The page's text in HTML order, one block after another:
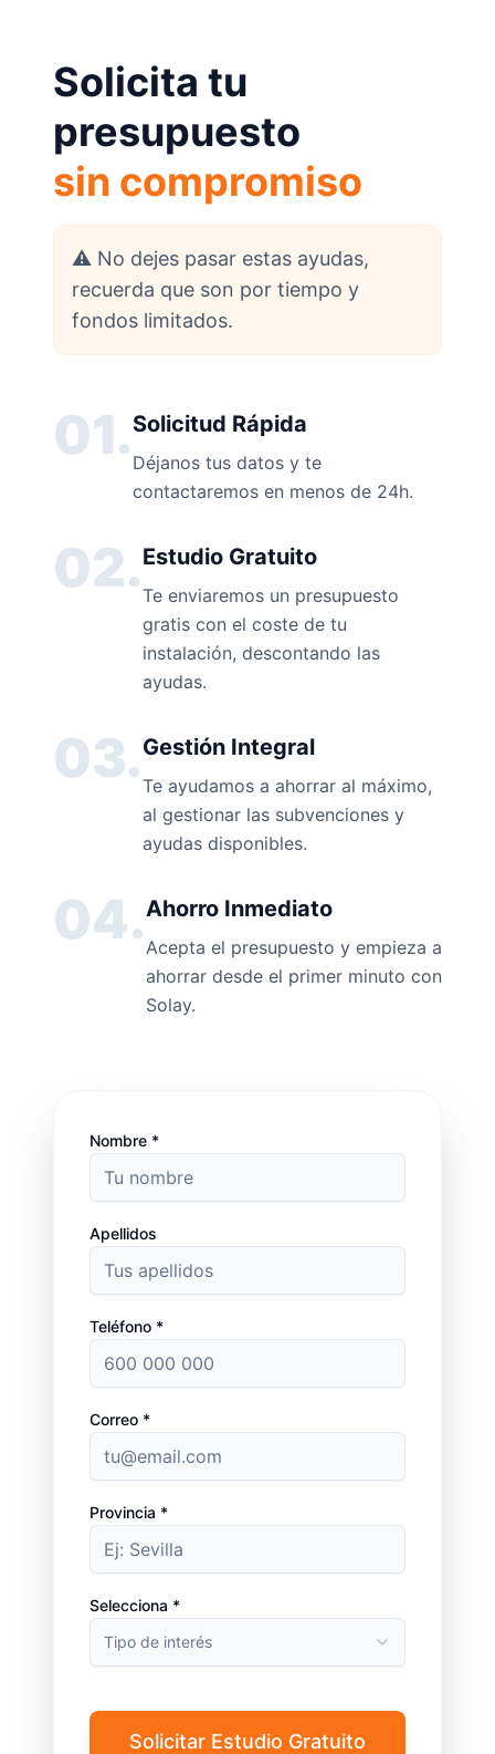
Solicita tu
presupuesto
sin compromiso
⚠️ No dejes pasar estas ayudas,
recuerda que son por tiempo y
fondos limitados.
01.Solicitud Rápida
Déjanos tus datos y te
contactaremos en menos de 24h.
02.Estudio Gratuito
Te enviaremos un presupuesto
gratis con el coste de tu
instalación, descontando las
ayudas.
03.Gestión Integral
Te ayudamos a ahorrar al máximo,
al gestionar las subvenciones y
ayudas disponibles.
04.Ahorro Inmediato
Acepta el presupuesto y empieza a
ahorrar desde el primer minuto con
Solay.
Nombre *
Apellidos
Teléfono *
Correo *
Provincia *
Selecciona *
Tipo de interés
Solicitar Estudio Gratuito